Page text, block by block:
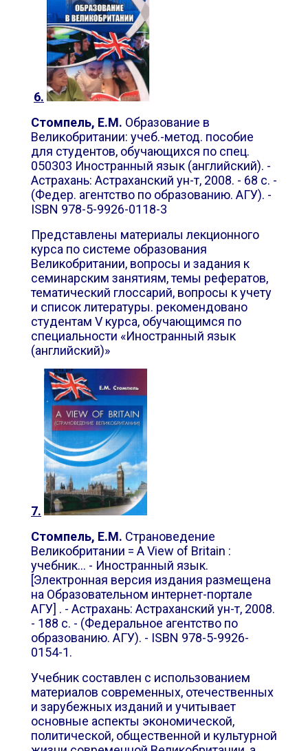
6.
Стомпель, Е.М. Образование в
Великобритании: учеб.-метод. пособие
для студентов, обучающихся по спец.
050303 Иностранный язык (английский). -
Астрахань: Астраханский ун-т, 2008. - 68 с. -
(Федер. агентство по образованию. АГУ). -
ISBN 978-5-9926-0118-3
Представлены материалы лекционного
курса по системе образования
Великобритании, вопросы и задания к
семинарским занятиям, темы рефератов,
тематический глоссарий, вопросы к учету
и список литературы. рекомендовано
студентам V курса, обучающимся по
специальности «Иностранный язык
(английский)»
7.
Стомпель, Е.М. Страноведение
Великобритании = A View of Britain :
учебник... - Иностранный язык.
[Электронная версия издания размещена
на Образовательном интернет-портале
АГУ] . - Астрахань: Астраханский ун-т, 2008.
- 188 с. - (Федеральное агентство по
образованию. АГУ). - ISBN 978-5-9926-
0154-1.
Учебник составлен с использованием
материалов современных, отечественных
и зарубежных изданий и учитывает
основные аспекты экономической,
политической, общественной и культурной